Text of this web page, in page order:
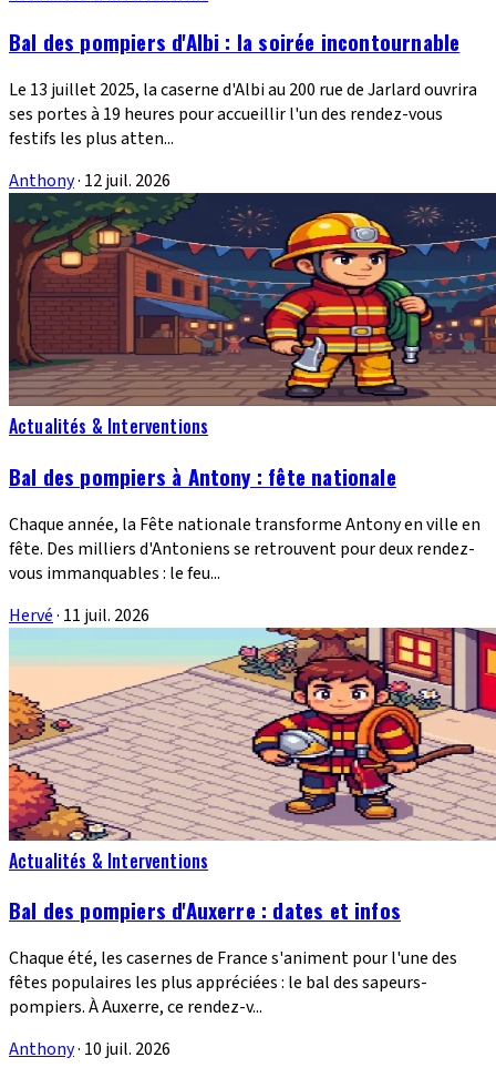
Bal des pompiers d'Albi : la soirée incontournable
Le 13 juillet 2025, la caserne d'Albi au 200 rue de Jarlard ouvrira
ses portes à 19 heures pour accueillir l'un des rendez-vous
festifs les plus atten...
Anthony· 12 juil. 2026
Actualités & Interventions
Bal des pompiers à Antony : fête nationale
Chaque année, la Fête nationale transforme Antony en ville en
fête. Des milliers d'Antoniens se retrouvent pour deux rendez-
vous immanquables : le feu...
Hervé· 11 juil. 2026
Actualités & Interventions
Bal des pompiers d'Auxerre : dates et infos
Chaque été, les casernes de France s'animent pour l'une des
fêtes populaires les plus appréciées : le bal des sapeurs-
pompiers. À Auxerre, ce rendez-v...
Anthony· 10 juil. 2026